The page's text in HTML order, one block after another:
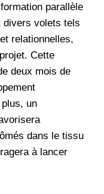
parallèle
divers volets tels
relationnelles,
Cette
deux mois de
un
dans le tissu
à lancer